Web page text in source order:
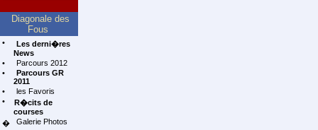
Diagonale des
Fous
•
Les derni�res
News
•
Parcours 2012
•
Parcours GR
2011
•
les Favoris
•
R�cits de
courses
�
Galerie Photos